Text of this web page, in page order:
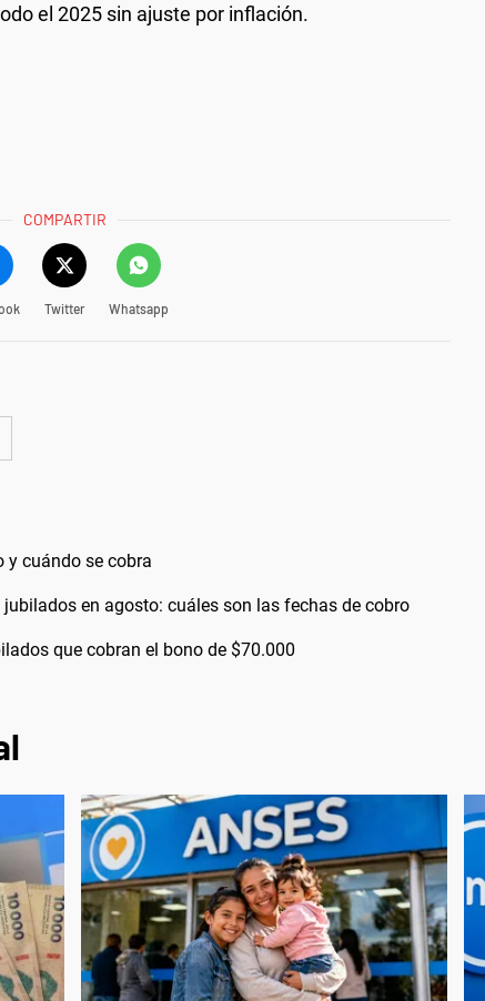
el 2025 sin ajuste por inflación.
COMPARTIR
Twitter Whatsapp
y cuándo se cobra
en agosto: cuáles son las fechas de cobro
que cobran el bono de $70.000